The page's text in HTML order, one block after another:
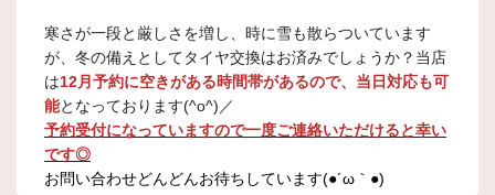
寒さが一段と厳しさを増し、時に雪も散らついています
が、冬の備えとしてタイヤ交換はお済みでしょうか？当店
は12月予約に空きがある時間帯があるので、当日対応も可
能となっております(^o^)／
予約受付になっていますので一度ご連絡いただけると幸い
です◎
お問い合わせどんどんお待ちしています(●´ω｀●)